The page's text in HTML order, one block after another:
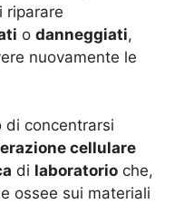
riparare
o danneggiati,
nuovamente le
di concentrarsi
cellulare
di laboratorio che,
ossee sui materiali